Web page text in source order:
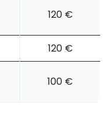
120 €
120 €
100 €